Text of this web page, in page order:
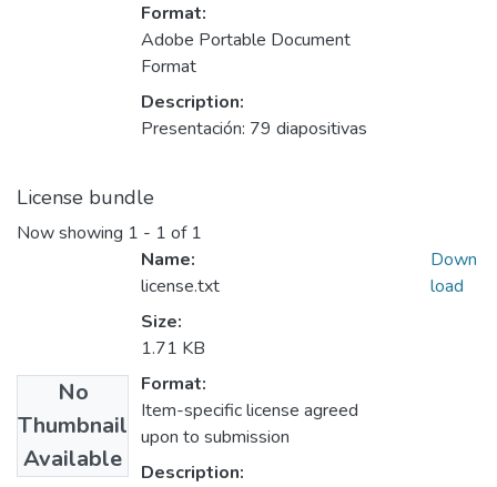
Format:
Adobe Portable Document
Format
Description:
Presentación: 79 diapositivas
License bundle
Now showing 1 - 1 of 1
No
Thumbnail
Available
Name:
license.txt
Size:
1.71 KB
Format:
Item-specific license agreed
upon to submission
Description:
Down
load